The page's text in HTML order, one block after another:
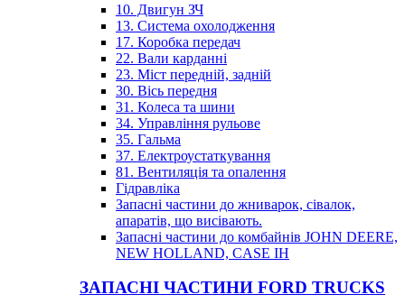
10. Двигун ЗЧ
13. Система охолодження
17. Коробка передач
22. Вали карданні
23. Міст передній, задній
30. Вісь передня
31. Колеса та шини
34. Управління рульове
35. Гальма
37. Електроустаткування
81. Вентиляція та опалення
Гідравліка
Запасні частини до жниварок, сівалок,
апаратів, що висівають.
Запасні частини до комбайнів JOHN DEERE,
NEW HOLLAND, CASE IH
ЗАПАСНІ ЧАСТИНИ FORD TRUCKS